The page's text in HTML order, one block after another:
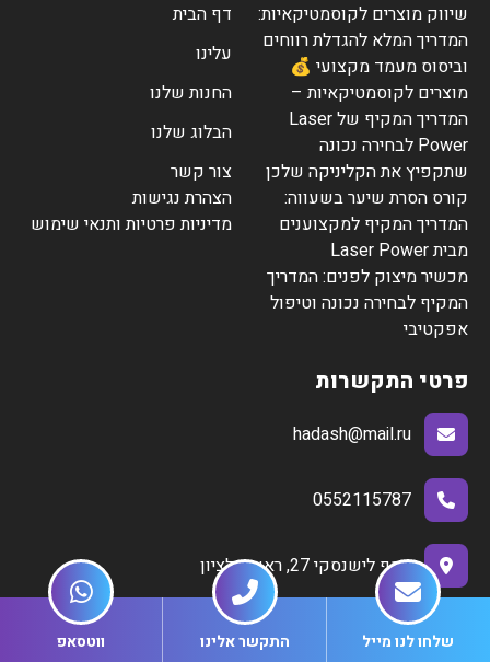
שלחו לנו מייל התקשר אלינו ווטסאפ
שיווק מוצרים לקוסמטיקאיות:
המדריך המלא להגדלת רווחים
וביסוס מעמד מקצועי 💰
מוצרים לקוסמטיקאיות –
המדריך המקיף של Laser
Power לבחירה נכונה
שתקפיץ את הקליניקה שלכן
קורס הסרת שיער בשעווה:
המדריך המקיף למקצוענים
מבית Laser Power
מכשיר מיצוק לפנים: המדריך
המקיף לבחירה נכונה וטיפול
אפקטיבי
דף הבית
עלינו
החנות שלנו
הבלוג שלנו
צור קשר
הצהרת נגישות
מדיניות פרטיות ותנאי שימוש
פרטי התקשרות
hadash@mail.ru
0552115787
יוסף לישנסקי 27, ראשון לציון